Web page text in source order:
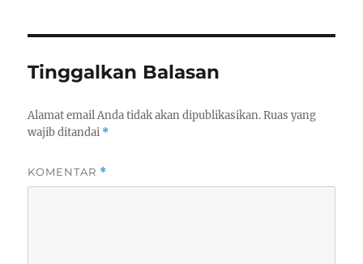
Tinggalkan Balasan
Alamat email Anda tidak akan dipublikasikan. Ruas yang
wajib ditandai *
KOMENTAR *